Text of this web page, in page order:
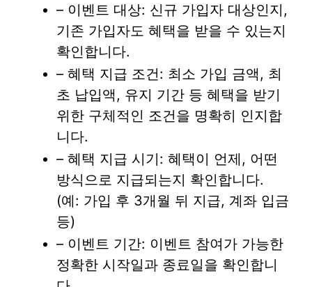
– 이벤트 대상: 신규 가입자 대상인지,
기존 가입자도 혜택을 받을 수 있는지
확인합니다.
– 혜택 지급 조건: 최소 가입 금액, 최
초 납입액, 유지 기간 등 혜택을 받기
위한 구체적인 조건을 명확히 인지합
니다.
– 혜택 지급 시기: 혜택이 언제, 어떤
방식으로 지급되는지 확인합니다.
(예: 가입 후 3개월 뒤 지급, 계좌 입금
등)
– 이벤트 기간: 이벤트 참여가 가능한
정확한 시작일과 종료일을 확인합니